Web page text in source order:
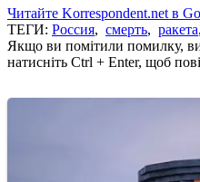
Читайте Korrespondent.net в
ТЕГИ: Россия, смерть, ракета
Якщо ви помітили помилку,
натисніть Ctrl + Enter, щоб